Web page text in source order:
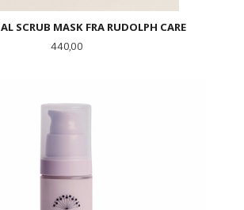
SCRUB MASK FRA RUDOLPH CARE
Pris
440,00